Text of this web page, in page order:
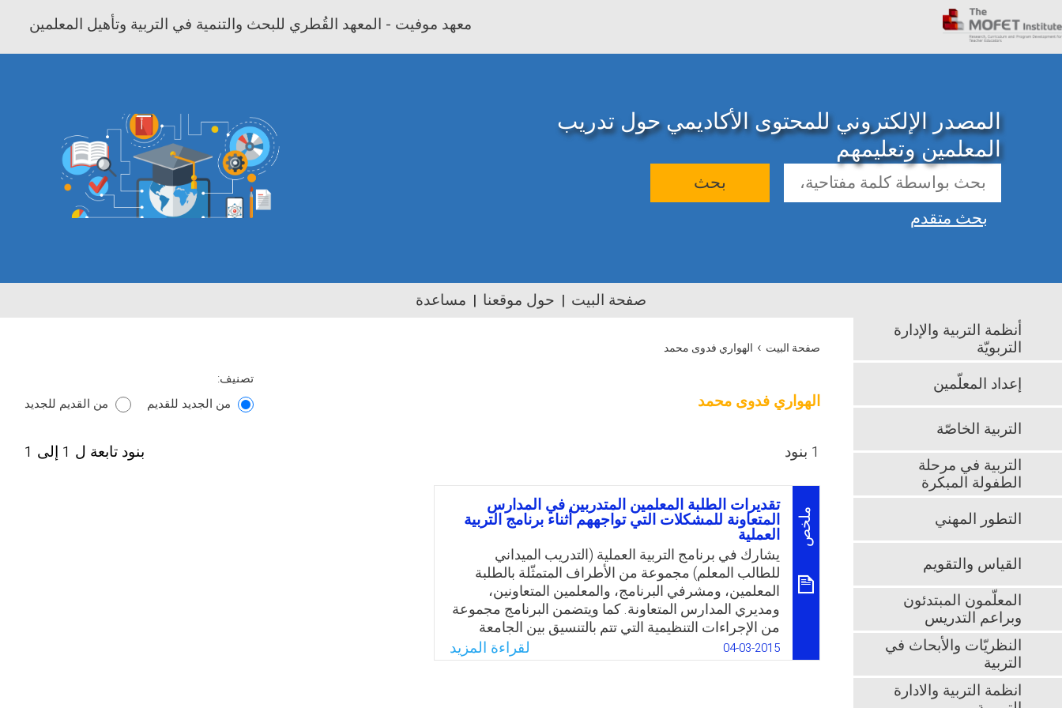
معهد موفيت - المعهد القُطري للبحث والتنمية في التربية وتأهيل المعلمين
المصدر الإلكتروني للمحتوى الأكاديمي حول تدريب
المعلمين وتعليمهم
بحث
بحث متقدم
صفحة البيت حول موقعنا مساعدة
صفحة البيت › الهواري فدوى محمد
الهواري فدوى محمد
تصنيف:
من الجديد للقديم
من القديم للجديد
1 بنود بنود تابعة ل 1 إلى 1
ملخص
تقديرات الطلبة المعلمين المتدربين في المدارس
المتعاونة للمشكلات التي تواجههم أثناء برنامج التربية
العملية
يشارك في برنامج التربية العملية (التدريب الميداني
للطالب المعلم) مجموعة من الأطراف المتمثّلة بالطلبة
المعلمين، ومشرفي البرنامج، والمعلمين المتعاونين،
ومديري المدارس المتعاونة. كما ويتضمن البرنامج مجموعة
من الإجراءات التنظيمية التي تتم بالتنسيق بين الجامعة
ووزارة التربية وبعض مديريات التربية والتعليم التابعة لها،
بالاضافة إلى عدد من المدارس المتعاونة ضمن نطاق هذه
04-03-2015 لقراءة المزيد
أنظمة التربية والإدارة
التربويّة
إعداد المعلّمين
التربية الخاصّة
التربية في مرحلة
الطفولة المبكرة
التطور المهني
القياس والتقويم
المعلّمون المبتدئون
وبراعم التدريس
النظريّات والأبحاث في
التربية
انظمة التربية والادارة